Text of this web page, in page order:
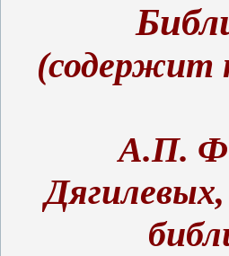
Б
(содержит
А.П.
Дягилевых,